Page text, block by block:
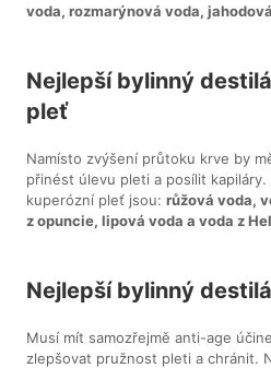
voda, rozmarýnová voda,
Nejlepší bylinný
pleť
Namísto zvýšení průtoku krve by
přinést úlevu pleti a posílit
kuperózní pleť jsou:růžová voda,
z opuncie, lipová voda a voda z
Nejlepší bylinný
Musí mít samozřejmě anti-age
zlepšovat pružnost pleti a chránit.